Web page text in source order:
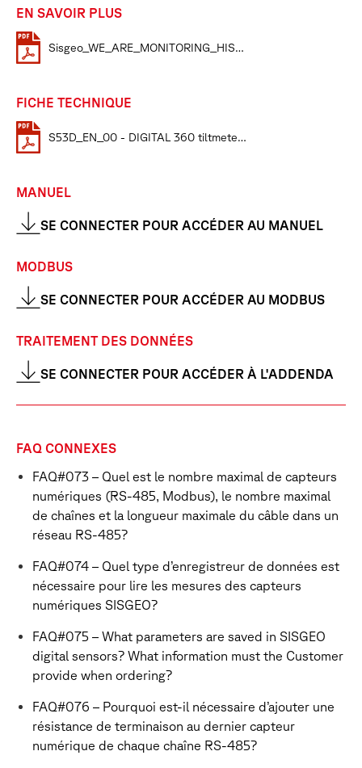
EN SAVOIR PLUS
Sisgeo_WE_ARE_MONITORING_HISTORY
FICHE TECHNIQUE
S53D_EN_00 - DIGITAL 360 tiltmeters datasheet
MANUEL
SE CONNECTER POUR ACCÉDER AU MANUEL
MODBUS
SE CONNECTER POUR ACCÉDER AU MODBUS
TRAITEMENT DES DONNÉES
SE CONNECTER POUR ACCÉDER À L'ADDENDA
FAQ CONNEXES
FAQ#073 – Quel est le nombre maximal de capteurs
numériques (RS-485, Modbus), le nombre maximal
de chaînes et la longueur maximale du câble dans un
réseau RS-485?
FAQ#074 – Quel type d’enregistreur de données est
nécessaire pour lire les mesures des capteurs
numériques SISGEO?
FAQ#075 – What parameters are saved in SISGEO
digital sensors? What information must the Customer
provide when ordering?
FAQ#076 – Pourquoi est-il nécessaire d’ajouter une
résistance de terminaison au dernier capteur
numérique de chaque chaîne RS-485?